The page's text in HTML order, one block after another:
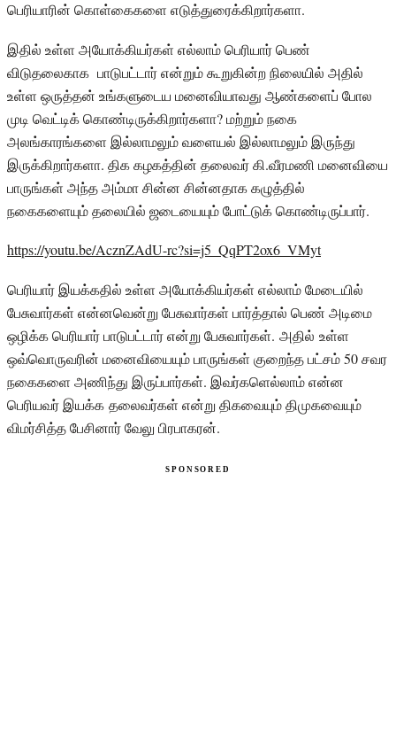
பெரியாரின் கொள்கைகளை எடுத்துரைக்கிறார்களா.
இதில் உள்ள அயோக்கியர்கள் எல்லாம் பெரியார் பெண்
விடுதலைகாக பாடுபட்டார் என்றும் கூறுகின்ற நிலையில் அதில்
உள்ள ஒருத்தன் உங்களுடைய மனைவியாவது ஆண்களைப் போல
முடி வெட்டிக் கொண்டிருக்கிறார்களா? மற்றும் நகை
அலங்காரங்களை இல்லாமலும் வளையல் இல்லாமலும் இருந்து
இருக்கிறார்களா. திக கழகத்தின் தலைவர் கி.வீரமணி மனைவியை
பாருங்கள் அந்த அம்மா சின்ன சின்னதாக கழுத்தில்
நகைகளையும் தலையில் ஜடையையும் போட்டுக் கொண்டிருப்பார்.
https://youtu.be/AcznZAdU-rc?si=j5_QqPT2ox6_VMyt
பெரியார் இயக்கதில் உள்ள அயோக்கியர்கள் எல்லாம் மேடையில்
பேசுவார்கள் என்னவென்று பேசுவார்கள் பார்த்தால் பெண் அடிமை
ஒழிக்க பெரியார் பாடுபட்டார் என்று பேசுவார்கள். அதில் உள்ள
ஒவ்வொருவரின் மனைவியையும் பாருங்கள் குறைந்த பட்சம் 50 சவர
நகைகளை அணிந்து இருப்பார்கள். இவர்களெல்லாம் என்ன
பெரியவர் இயக்க தலைவர்கள் என்று திகவையும் திமுகவையும்
விமர்சித்த பேசினார் வேலு பிரபாகரன்.